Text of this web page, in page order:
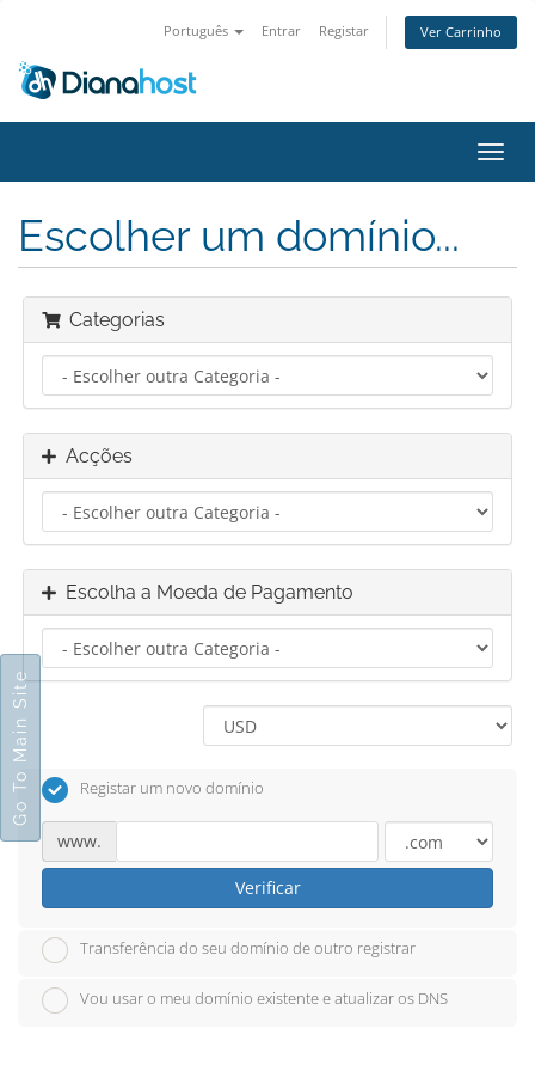
Português Entrar Registar Ver Carrinho
Escolher um domínio...
Categorias
Acções
Escolha a Moeda de Pagamento
Registar um novo domínio
www.
Verificar
Transferência do seu domínio de outro registrar
Vou usar o meu domínio existente e atualizar os DNS
Go To Main Site